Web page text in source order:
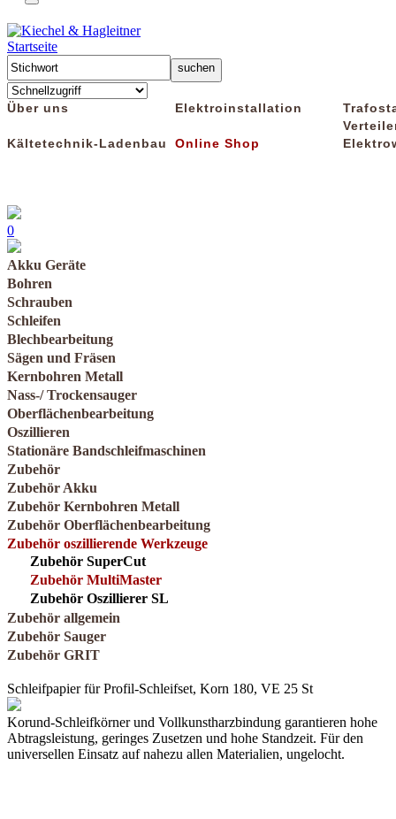
Startseite
Über uns Elektroinstallation
Kältetechnik-Ladenbau
Online Shop
0
Akku Geräte
Bohren
Schrauben
Schleifen
Blechbearbeitung
Sägen und Fräsen
Kernbohren Metall
Nass-/ Trockensauger
Oberflächenbearbeitung
Oszillieren
Stationäre Bandschleifmaschinen
Zubehör
Zubehör Akku
Zubehör Kernbohren Metall
Zubehör Oberflächenbearbeitung
Zubehör oszillierende Werkzeuge
Zubehör SuperCut
Zubehör MultiMaster
Zubehör Oszillierer SL
Zubehör allgemein
Zubehör Sauger
Zubehör GRIT
Schleifpapier für Profil-Schleifset, Korn 180, VE 25 St
Korund-Schleifkörner und Vollkunstharzbindung garantieren hohe
Abtragsleistung, geringes Zusetzen und hohe Standzeit. Für den
universellen Einsatz auf nahezu allen Materialien, ungelocht.